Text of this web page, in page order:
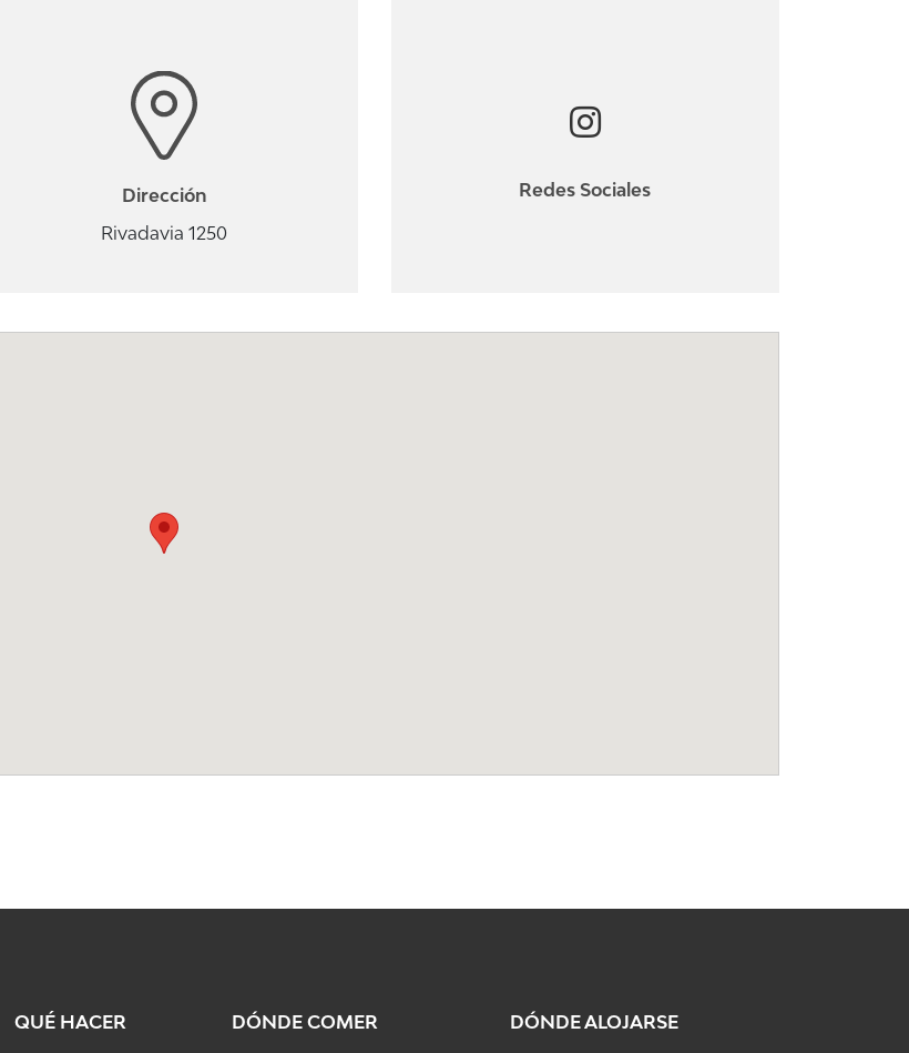
Dirección
Rivadavia 1250
Redes Sociales
QUÉ HACER DÓNDE COMER DÓNDE ALOJARSE